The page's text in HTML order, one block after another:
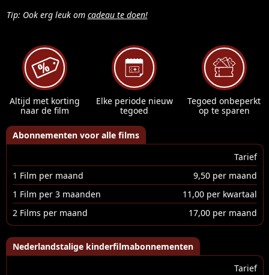
Contact
Parkeren en OV
Tip: Ook erg leuk om cadeau te doen!
Altijd met korting
naar de film
Elke periode nieuw
tegoed
Tegoed onbeperkt
op te sparen
Abonnementen voor alle films
Tarief
1 Film per maand
9,50 per maand
1 Film per 3 maanden
11,00 per kwartaal
2 Films per maand
17,00 per maand
Nederlandstalige kinderfilmabonnementen
Tarief